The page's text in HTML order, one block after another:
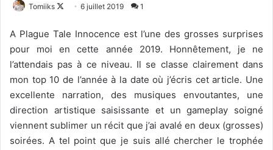
Tomiiks
Follow
X
6 juillet 2019 1
A Plague Tale Innocence est l’une des grosses surprises
pour moi en cette année 2019. Honnêtement, je ne
l’attendais pas à ce niveau. Il se classe clairement dans
mon top 10 de l’année à la date où j’écris cet article. Une
excellente narration, des musiques envoutantes, une
direction artistique saisissante et un gameplay soigné
viennent sublimer un récit que j’ai avalé en deux (grosses)
soirées. A tel point que je suis allé chercher le trophée